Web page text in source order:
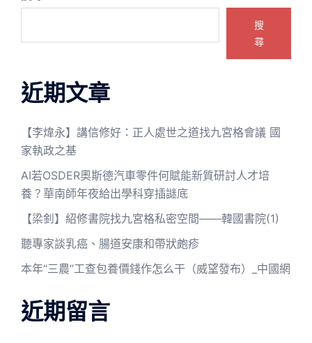
搜
尋
近期文章
【李煒永】講信修好：正人處世之道找九宮格會議 國
家執政之基
AI若OSDER奧斯德汽車零件何賦能新質研討人才培
養？華南師年夜給出學科穿插謎底
【梁釗】紹修書院找九宮格私密空間——韓國書院(1)
聽專家談乳癌、腸道安康和帶狀皰疹
本年“三農”工查包養價錢作怎么干（威望發布）_中國網
近期留言